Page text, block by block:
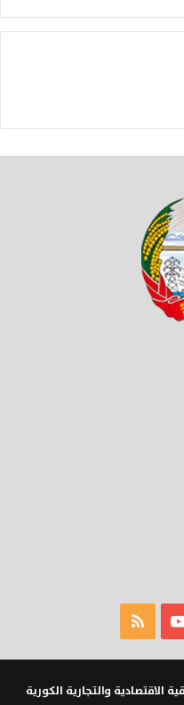
‫YouTubeملخص
الموقع
RSS